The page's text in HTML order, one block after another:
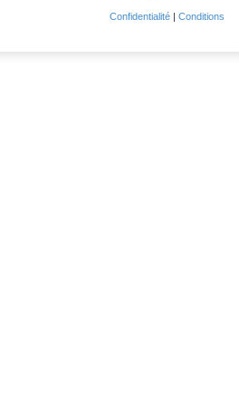
Confidentialité | Conditions